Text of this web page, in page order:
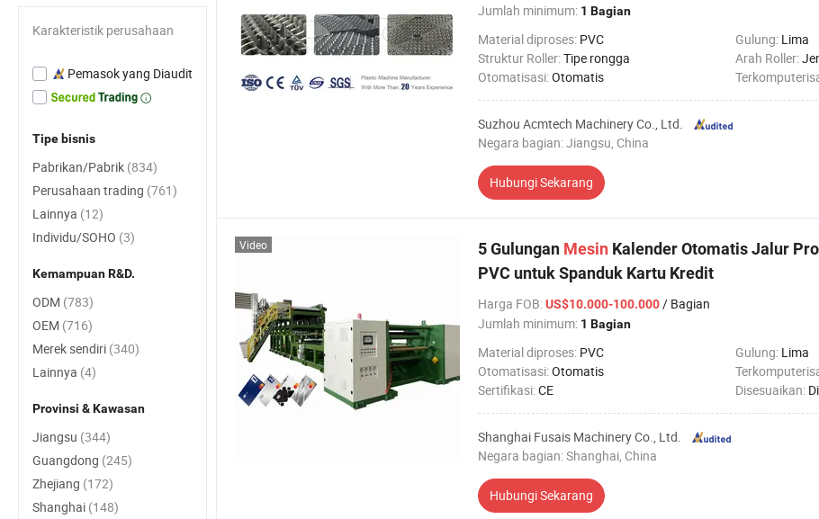
Jumlah minimum: 1 Bagian
Material diproses: PVC Gulung: Lima
Struktur Roller:Tipe rongga Arah Roller:
Otomatisasi:Otomatis
Suzhou Acmtech Machinery Co., Ltd.
Negara bagian: Jiangsu, China
Hubungi Sekarang
5 Gulungan Mesin Kalender Otomatis Jalur
PVC untuk Spanduk Kartu Kredit
Harga FOB:US$10.000-100.000/ Bagian
Jumlah minimum: 1 Bagian
Material diproses: PVC Gulung: Lima
Otomatisasi:Otomatis
Sertifikasi:CE Disesuaikan:
Shanghai Fusais Machinery Co., Ltd.
Negara bagian: Shanghai, China
Hubungi Sekarang
Video
Karakteristik perusahaan
Pemasok yang Diaudit
Tipe bisnis
Pabrikan/Pabrik (834)
Perusahaan trading (761)
Lainnya (12)
Individu/SOHO (3)
Kemampuan R&D.
ODM (783)
OEM (716)
Merek sendiri (340)
Lainnya (4)
Provinsi & Kawasan
Jiangsu (344)
Guangdong (245)
Zhejiang (172)
Shanghai (148)